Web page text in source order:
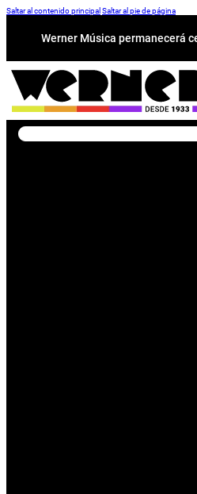
Saltar al contenido principal Saltar al pie de página
Werner Música permanecerá
Buscar